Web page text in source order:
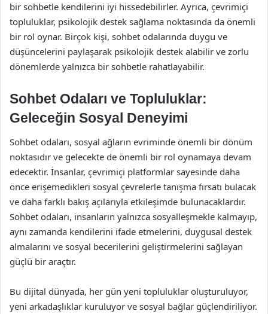
bir sohbetle kendilerini iyi hissedebilirler. Ayrıca, çevrimiçi
topluluklar, psikolojik destek sağlama noktasında da önemli
bir rol oynar. Birçok kişi, sohbet odalarında duygu ve
düşüncelerini paylaşarak psikolojik destek alabilir ve zorlu
dönemlerde yalnızca bir sohbetle rahatlayabilir.
Sohbet Odaları ve Topluluklar:
Geleceğin Sosyal Deneyimi
Sohbet odaları, sosyal ağların evriminde önemli bir dönüm
noktasıdır ve gelecekte de önemli bir rol oynamaya devam
edecektir. İnsanlar, çevrimiçi platformlar sayesinde daha
önce erişemedikleri sosyal çevrelerle tanışma fırsatı bulacak
ve daha farklı bakış açılarıyla etkileşimde bulunacaklardır.
Sohbet odaları, insanların yalnızca sosyalleşmekle kalmayıp,
aynı zamanda kendilerini ifade etmelerini, duygusal destek
almalarını ve sosyal becerilerini geliştirmelerini sağlayan
güçlü bir araçtır.
Bu dijital dünyada, her gün yeni topluluklar oluşturuluyor,
yeni arkadaşlıklar kuruluyor ve sosyal bağlar güçlendiriliyor.